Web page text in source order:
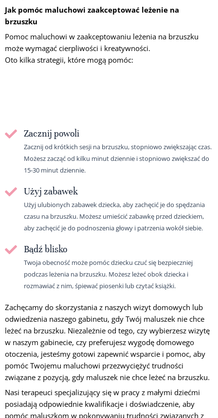
Jak pomóc maluchowi zaakceptować leżenie na
brzuszku
Pomoc maluchowi w zaakceptowaniu leżenia na brzuszku
może wymagać cierpliwości i kreatywności.
Oto kilka strategii, które mogą pomóc:
Zacznij powoli
Zacznij od krótkich sesji na brzuszku, stopniowo zwiększając czas.
Możesz zacząć od kilku minut dziennie i stopniowo zwiększać do
15-30 minut dziennie.
Użyj zabawek
Użyj ulubionych zabawek dziecka, aby zachęcić je do spędzania
czasu na brzuszku. Możesz umieścić zabawkę przed dzieckiem,
aby zachęcić je do podnoszenia głowy i patrzenia wokół siebie.
Bądź blisko
Twoja obecność może pomóc dziecku czuć się bezpieczniej
podczas leżenia na brzuszku. Możesz leżeć obok dziecka i
rozmawiać z nim, śpiewać piosenki lub czytać książki.
Zachęcamy do skorzystania z naszych wizyt domowych lub
odwiedzenia naszego gabinetu, gdy Twój maluszek nie chce
leżeć na brzuszku. Niezależnie od tego, czy wybierzesz wizytę
w naszym gabinecie, czy preferujesz wygodę domowego
otoczenia, jesteśmy gotowi zapewnić wsparcie i pomoc, aby
pomóc Twojemu maluchowi przezwyciężyć trudności
związane z pozycją, gdy maluszek nie chce leżeć na brzuszku.
Nasi terapeuci specjalizujący się w pracy z małymi dziećmi
posiadają odpowiednie kwalifikacje i doświadczenie, aby
pomóc maluszkom w pokonywaniu trudności związanych z